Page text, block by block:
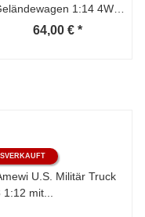
1:14 4WD
RTR, Military grün
64,00 € *